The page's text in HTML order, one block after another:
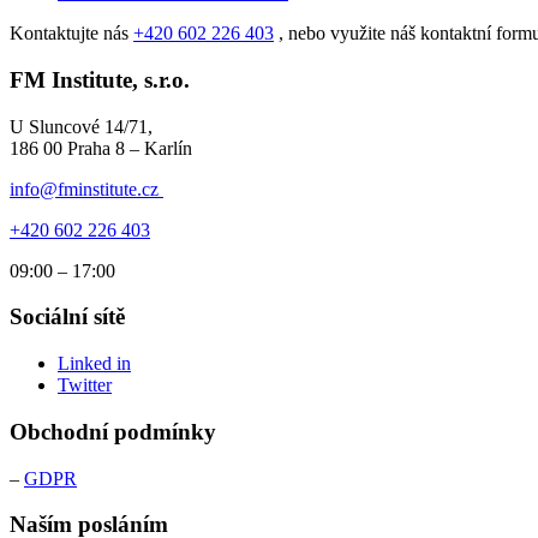
Kontaktujte nás +420 602 226 403 , nebo využite náš kontaktní
FM Institute, s.r.o.
U Sluncové 14/71,
186 00 Praha 8 – Karlín
info@fminstitute.cz
+420 602 226 403
09:00 – 17:00
Sociální sítě
Linked in
Twitter
Obchodní podmínky
– GDPR
Naším posláním